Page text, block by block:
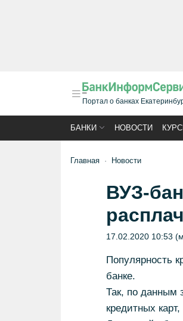
Портал о банках
БАНКИ НОВОСТИ
Главная Новости
ВУЗ-
17.02.2020 10:53
Популярность
банке.
Так, по данным
кредитных